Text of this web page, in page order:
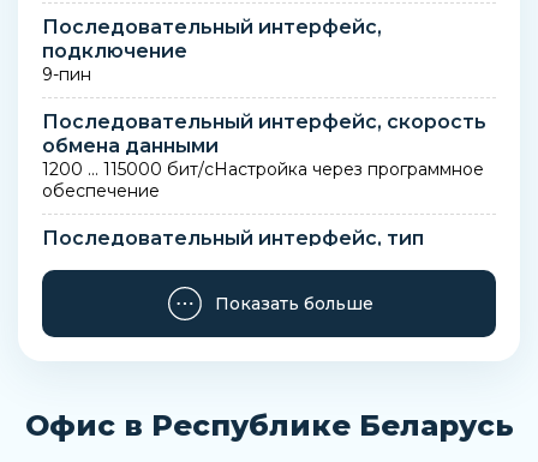
Последовательный интерфейс,
подключение
9-пин
Последовательный интерфейс, скорость
обмена данными
1200 ... 115000 бит/сНастройка через программное
обеспечение
Последовательный интерфейс, тип
Последовательный интерфейс,
гальваническая развязка
Нет
EN 60068-2-6 FC5 - 9 Гц 3,5 мм9 - 150 Гц 1г
Показать больше
Офис в Республике Беларусь